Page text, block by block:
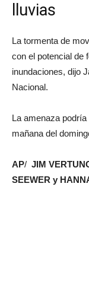
lluvias
La tormenta de
con el potencial de
inundaciones, dijo
Nacional.
La amenaza
mañana del
AP/ JIM
SEEWER y